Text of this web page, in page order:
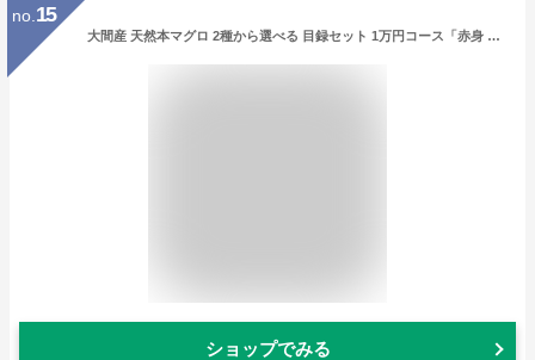
no. 15
大間産 天然本マグロ 2種から選べる 目録セット 1万円コース「赤身 350g」か「中トロ220g」パーティなし直送ギフト対応二次会 ゴルフコンペ 景品 ビンゴ 賞品 歓送迎会 パーティー 社内イベント
ショップでみる